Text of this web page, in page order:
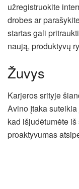
užregistruokite
drobes ar
startas gali
naują, produktyvų
Žuvys
Karjeros srityje
Avino įtaka
kad išjudėtumėte
proaktyvumas